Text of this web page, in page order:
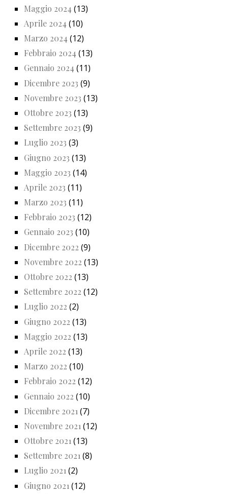
Maggio 2024 (13)
Aprile 2024 (10)
Marzo 2024 (12)
Febbraio 2024 (13)
Gennaio 2024 (11)
Dicembre 2023 (9)
Novembre 2023 (13)
Ottobre 2023 (13)
Settembre 2023 (9)
Luglio 2023 (3)
Giugno 2023 (13)
Maggio 2023 (14)
Aprile 2023 (11)
Marzo 2023 (11)
Febbraio 2023 (12)
Gennaio 2023 (10)
Dicembre 2022 (9)
Novembre 2022 (13)
Ottobre 2022 (13)
Settembre 2022 (12)
Luglio 2022 (2)
Giugno 2022 (13)
Maggio 2022 (13)
Aprile 2022 (13)
Marzo 2022 (10)
Febbraio 2022 (12)
Gennaio 2022 (10)
Dicembre 2021 (7)
Novembre 2021 (12)
Ottobre 2021 (13)
Settembre 2021(8)
Luglio 2021(2)
Giugno 2021 (12)